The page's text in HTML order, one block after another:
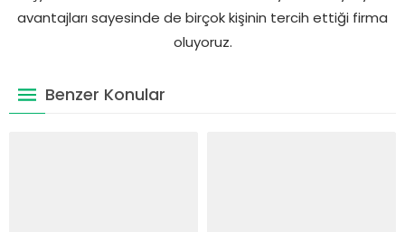
avantajları sayesinde de birçok kişinin tercih ettiği firma
oluyoruz.
Benzer Konular